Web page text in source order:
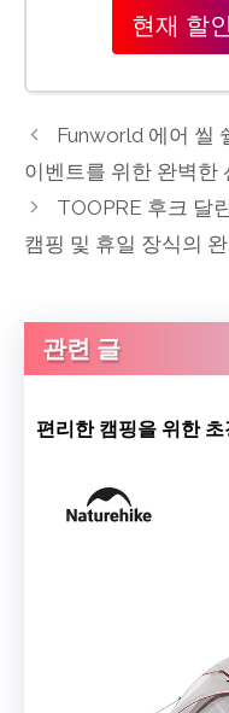
현재 할
Funworld 에어 씰
이벤트를 위한 완벽한
TOOPRE 후크 달
캠핑 및 휴일 장식의
관련 글
편리한 캠핑을 위한